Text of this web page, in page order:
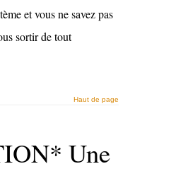
et vous ne savez pas
sortir de tout
Haut de page
Une